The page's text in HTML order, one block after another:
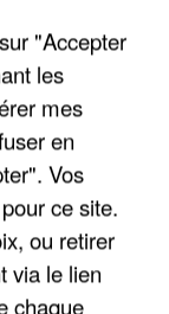
PAR UNE
"Accepter
les
mes
en
Vos
ce site.
ou retirer
via le lien
chaque